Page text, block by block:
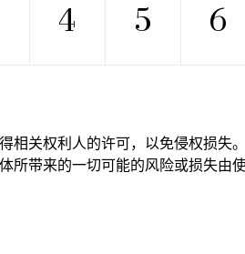
相关权利人的许可，以免侵权损失。
所带来的一切可能的风险或损失由